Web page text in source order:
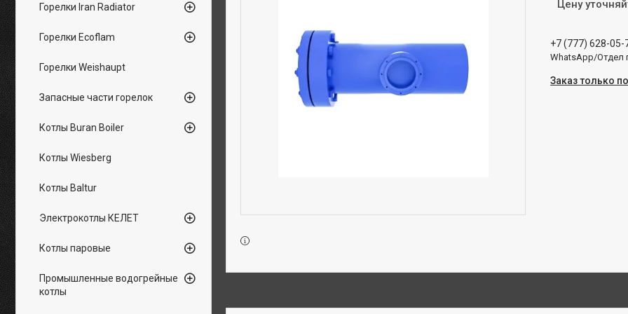
Цену
+7 (777) 628-05-
WhatsApp/Отдел
Заказ только
Горелки Iran Radiator
Горелки Ecoflam
Горелки Weishaupt
Запасные части горелок
Котлы Buran Boiler
Котлы Wiesberg
Котлы Baltur
Электрокотлы КЕЛЕТ
Котлы паровые
Промышленные водогрейные
котлы